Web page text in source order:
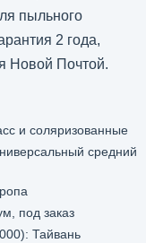
пыльного
2 года,
Новой Почтой.
и соляризованные
средний
под заказ
Тайвань